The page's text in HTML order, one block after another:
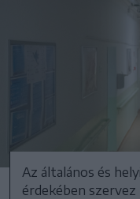
Az általános és
érdekében